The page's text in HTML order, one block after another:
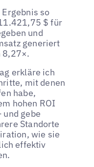
so
$ für
und
generiert
8,27×.
erkläre ich
mit denen
habe,
hohen ROI
gebe
Standorte
wie sie
effektiv